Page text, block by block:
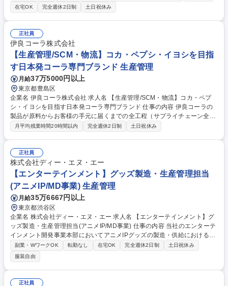
を、様々な生産戦略を通して安定した品質、低コストで供給出来る生産体
制を構築する事が当ポジションのミッションとなります。工場管理は本社
にて電話やWEBでのやり取りがメインとなりますが、必要に応じて工場へ
行っていただくこともございます。業務全体として、対外的なコミュニケ
ーションが多いポジションです。 募集職種 【生産管理(アパレル)】★大人
気アパレルブランド「WEGO」/残業平均10h
在宅OK
完全週休2日制 土日祝休み
正社員
伊良コーラ株式会社
【生産管理/SCM・物流】コカ・ペプシ・イヨシを目指
す日本発コーラ専門ブランド 生産管理
月給37万5000円以上
東京都豊島区
企業名 伊良コーラ株式会社 求人名 【生産管理/SCM・物流】コカ・ペプ
シ・イヨシを目指す日本発コーラ専門ブランド 仕事の内容 伊良コーラの
製品が原料からお客様の手元に届くまでの全工程（サプライチェーン全
体）を責任を持って管理するお仕事です。安定した供給体制を作り上げ、
案。 ・現場の調整・指示： 日々の製造メニューの調整、充填機などの機
材準備等。 ■原料・資材の手配（発注管理） ・原料手配： 製造計画確定
後、翌月分の原料を発注。 ・資材手配： 製品用の瓶や容器類、出荷用の
梱包資材の在庫管理および発注。 募集職種 【生産管理/SCM・物流】コ
カ・ペプシ・イヨシを目指す日本発コーラ専門ブランド
月平均残業時間20時間以内 完全週休2日制 土日祝休み
正社員
株式会社ディー・エヌ・エー
【エンターテインメント】グッズ製造・生産管理担当
(アニメIP/MD事業) 生産管理
月給35万6667円以上
東京都渋谷区
企業名 株式会社ディー・エヌ・エー 求人名 【エンターテインメント】グ
ッズ製造・生産管理担当(アニメIP/MD事業) 仕事の内容 当社のエンターテ
インメント開発事業本部においてアニメIPグッズの製造・供給における品
質保証のプロフェッショナルとしてサプライチェーン全体を主導する重要
な役割を担っていただきます。 商品企画チームから連携された仕様に基づ
き、製造工場選定、生産計画の策定・実行を担います。商品の品質と安全
性を最優先に確保し、効率的な生産体制と確実な流通網を構築・維持する
ことで、事業の信頼性とブランド価値向上に直結する成果を生み出しま
副業・WワークOK 転勤なし 在宅OK 完全週休2日制
土日祝休み
服装自由
正社員